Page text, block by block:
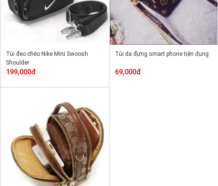
Túi đeo chéo Nike Mini Swoosh
Shoulder
199,000đ
Túi da đựng smart phone tiện dụng
69,000đ